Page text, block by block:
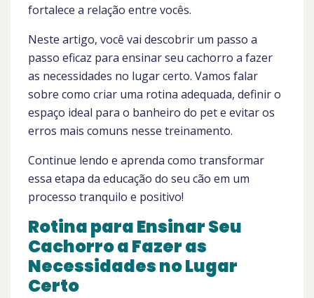
fortalece a relação entre vocês.
Neste artigo, você vai descobrir um passo a
passo eficaz para ensinar seu cachorro a fazer
as necessidades no lugar certo. Vamos falar
sobre como criar uma rotina adequada, definir o
espaço ideal para o banheiro do pet e evitar os
erros mais comuns nesse treinamento.
Continue lendo e aprenda como transformar
essa etapa da educação do seu cão em um
processo tranquilo e positivo!
Rotina para Ensinar Seu
Cachorro a Fazer as
Necessidades no Lugar
Certo